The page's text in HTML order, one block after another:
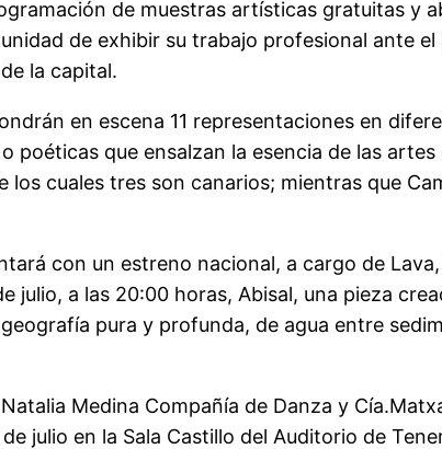
de muestras artísticas gratuitas y
de exhibir su trabajo profesional ante
la capital.
en escena 11 representaciones en
que ensalzan la esencia de las
los cuales tres son canarios; mientras que
con un estreno nacional, a cargo de
julio, a las 20:00 horas, Abisal, una pieza
pura y profunda, de agua entre
Medina Compañía de Danza y
julio en la Sala Castillo del Auditorio de